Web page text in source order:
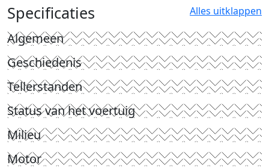
Specificaties Alles uitklappen
Algemeen
Geschiedenis
Tellerstanden
Status van het voertuig
Milieu
Motor